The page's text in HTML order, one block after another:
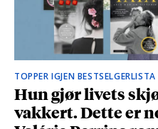
TOPPER IGJEN BESTSELGERLISTA
Hun gjør livets
vakkert. Dette er